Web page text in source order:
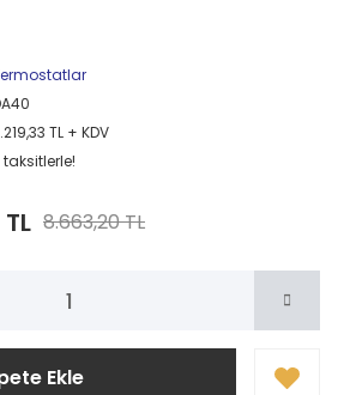
TL + KDV
8.663,20 TL
Ekle